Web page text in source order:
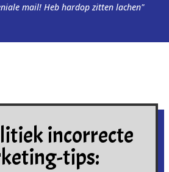
mail! Heb hardop zitten lachen"
incorrecte
tips: